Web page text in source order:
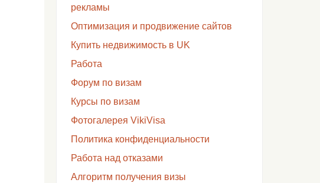
рекламы
Оптимизация и продвижение сайтов
Купить недвижимость в UK
Работа
Форум по визам
Курсы по визам
Фотогалерея VikiVisa
Политика конфиденциальности
Работа над отказами
Алгоритм получения визы